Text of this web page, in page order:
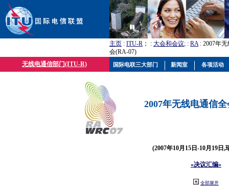
主页 : ITU-R ； : 大会和会议; : RA: 2007年
会(RA-07)
无线电通信部门(ITU-R)
2007年无线电通信
(2007年10月15日-10月19日,
«决议汇编»
全部展开
国际电联三大部门 新闻室 各项活动